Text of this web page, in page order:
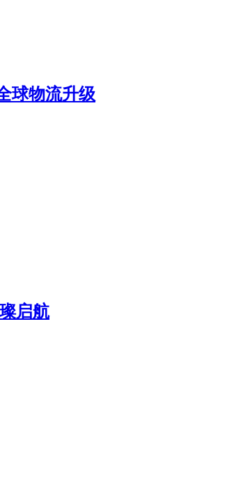
球物流升级
启航